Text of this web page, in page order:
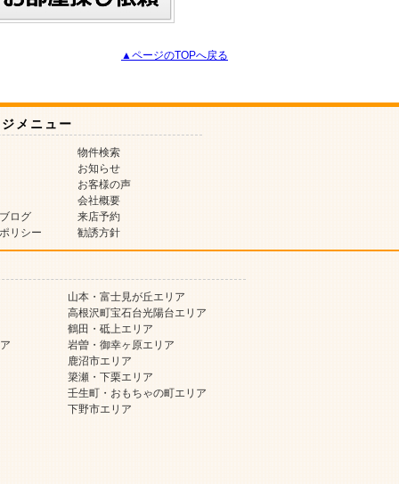
▲ページのTOPへ戻る
メニュー
物件検索
お知らせ
お客様の声
会社概要
ログ
来店予約
リシー
勧誘方針
山本・富士見が丘エリア
高根沢町宝石台光陽台エリア
鶴田・砥上エリア
岩曽・御幸ヶ原エリア
鹿沼市エリア
簗瀬・下栗エリア
壬生町・おもちゃの町エリア
下野市エリア